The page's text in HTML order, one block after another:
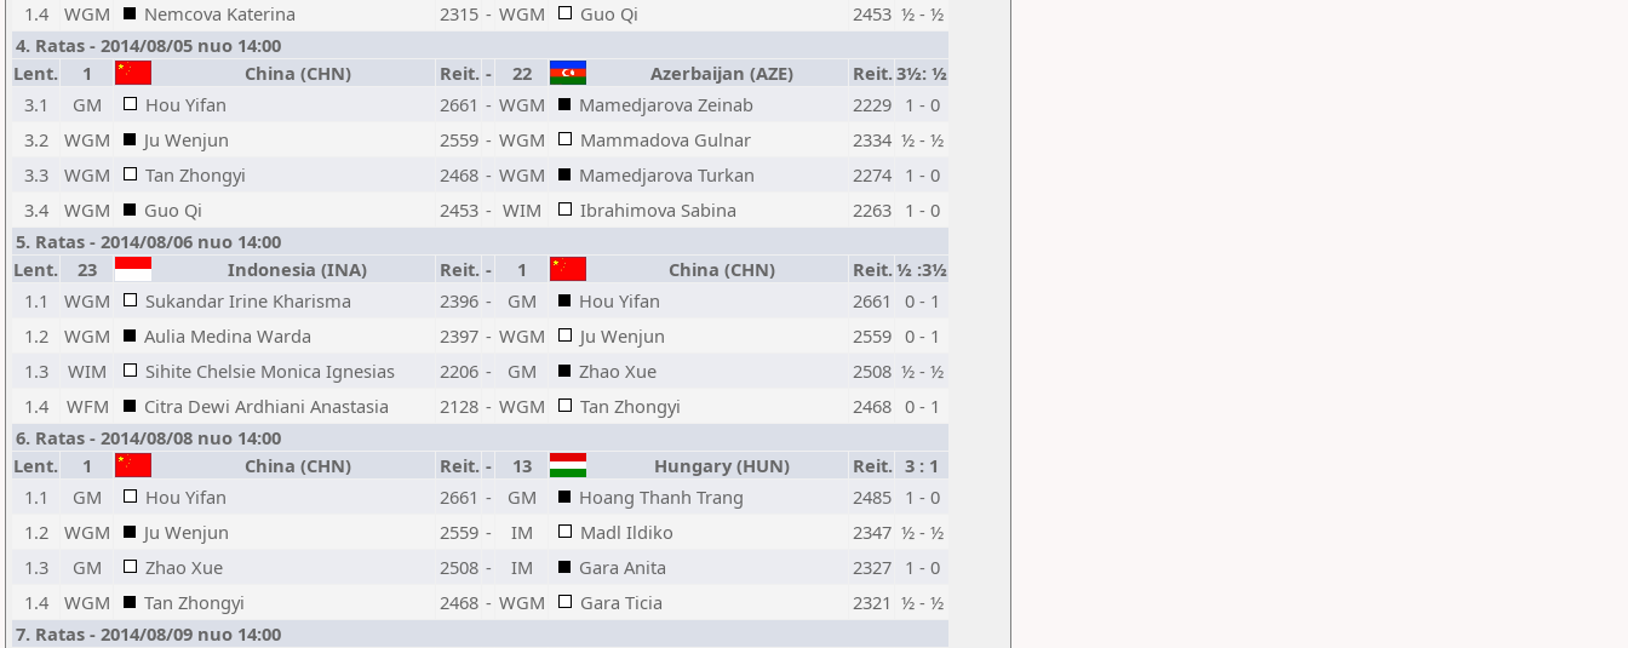
1.4
WGM Nemcova Katerina 2315 - WGM Guo Qi 2453 ½ - ½
4. Ratas - 2014/08/05 nuo 14:00
Lent.
1 China (CHN) Reit. - 22 Azerbaijan (AZE) Reit.3½: ½
3.1
GM Hou Yifan 2661 - WGM Mamedjarova Zeinab 2229 1 - 0
3.2
WGM Ju Wenjun 2559 - WGM Mammadova Gulnar 2334 ½ - ½
3.3
WGM Tan Zhongyi 2468 - WGM Mamedjarova Turkan 2274 1 - 0
3.4
WGM Guo Qi 2453 - WIM Ibrahimova Sabina 2263 1 - 0
5. Ratas - 2014/08/06 nuo 14:00
Lent.
23 Indonesia (INA) Reit. - 1 China (CHN) Reit.½ :3½
1.1
WGM Sukandar Irine Kharisma 2396 - GM Hou Yifan 2661
0 - 1
1.2
WGM Aulia Medina Warda 2397 - WGM Ju Wenjun 2559 0 - 1
1.3
WIM Sihite Chelsie Monica Ignesias 2206 - GM Zhao Xue 2508 ½ - ½
1.4
WFM Citra Dewi Ardhiani Anastasia 2128 - WGM Tan Zhongyi 2468 0 - 1
6. Ratas - 2014/08/08 nuo 14:00
Lent.
1 China (CHN) Reit. - 13 Hungary (HUN) Reit. 3 : 1
1.1
GM Hou Yifan 2661 - GM Hoang Thanh Trang 2485 1 - 0
1.2
WGM Ju Wenjun 2559 - IM Madl Ildiko 2347 ½ - ½
1.3
GM Zhao Xue 2508 - IM Gara Anita 2327 1 - 0
1.4
WGM Tan Zhongyi 2468 - WGM Gara Ticia 2321 ½ - ½
7. Ratas - 2014/08/09 nuo 14:00